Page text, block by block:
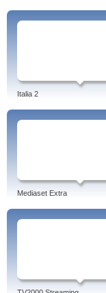
Italia 2
Mediaset Extra